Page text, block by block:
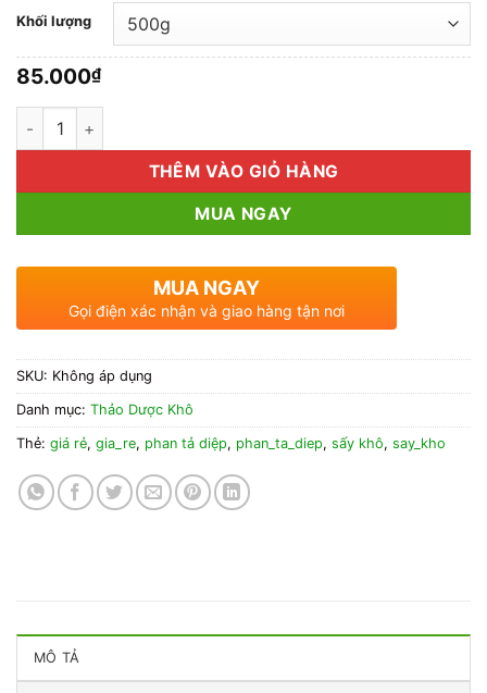
85.000₫
đến
Khối lượng
85.000₫
1kg Phan Tả Diệp Giá Rẻ số lượng
THÊM VÀO GIỎ HÀNG
MUA NGAY
MUA NGAY
Gọi điện xác nhận và giao hàng tận nơi
SKU: Không áp dụng
Danh mục: Thảo Dược Khô
Thẻ: giá rẻ, gia_re, phan tả diệp, phan_ta_diep, sấy khô, say_kho
MÔ TẢ